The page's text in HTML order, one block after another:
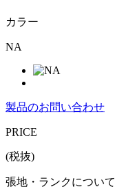
カラー
NA
製品のお問い合わせ
PRICE
(税抜)
張地・ランクについて